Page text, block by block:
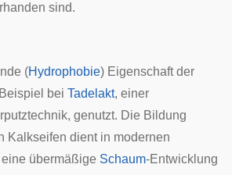
sind.
(Hydrophobie) Eigenschaft der
bei Tadelakt, einer
genutzt. Die Bildung
Kalkseifen dient in modernen
übermäßige Schaum-Entwicklung